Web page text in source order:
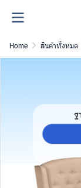
Home สินค้าทั้งหมด